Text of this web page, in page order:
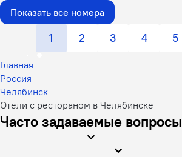
Показать все номера
1 2 3 4 5
Главная
Россия
Челябинск
Отели с рестораном в Челябинске
Часто задаваемые вопросы